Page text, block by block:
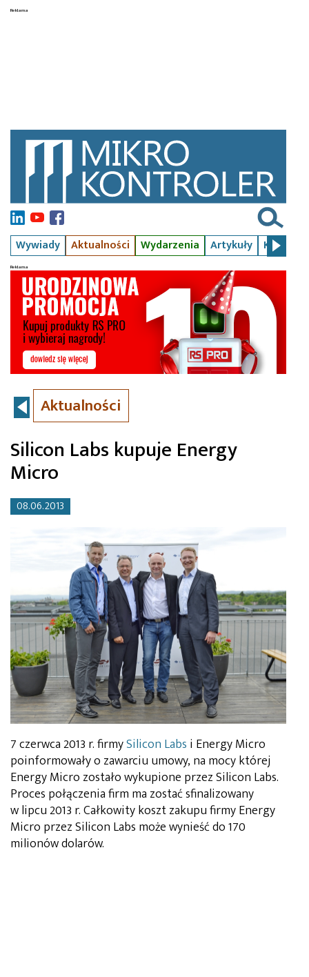
Wywiady Aktualności Wydarzenia Artykuły Kursy
Aktualności
Silicon Labs kupuje Energy
Micro
08.06.2013
7 czerwca 2013 r. firmySilicon Labs i Energy Micro
poinformowały o zawarciu umowy, na mocy której
Energy Micro zostało wykupione przez Silicon Labs.
Proces połączenia firm ma zostać sfinalizowany
w lipcu 2013 r. Całkowity koszt zakupu firmy Energy
Micro przez Silicon Labs może wynieść do 170
milionów dolarów.